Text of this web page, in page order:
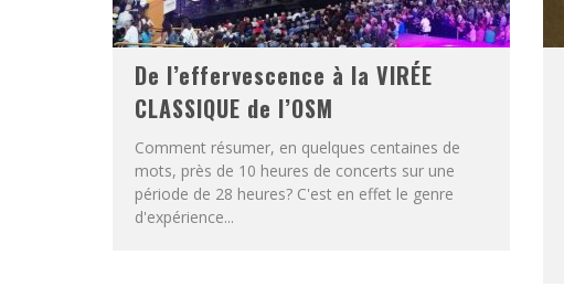
De l’effervescence à la VIRÉE
CLASSIQUE de l’OSM
Comment résumer, en quelques centaines de
mots, près de 10 heures de concerts sur une
période de 28 heures? C'est en effet le genre
d'expérience...